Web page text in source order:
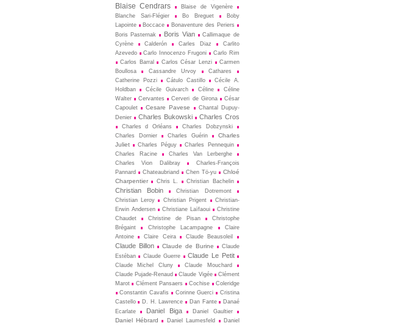
Blaise Cendrars
Blaise de Vigenère
Blanche Sari-Flégier
Bo Breguet
Boby
Lapointe
Boccace
Bonaventure des Periers
Boris Pasternak
Boris Vian
Callimaque de
Cyrène
Cal­derón Carles Diaz
Carlito
Azevedo
Carlo Innocenzo Frugoni
Carlo Rim
Carlos Barral
Carlos César Lenzi
Carmen
Boullosa
Cassandre Urvoy
Cathares
Catherine Pozzi
Cátulo Castillo
Cécile A.
Holdban
Cécile Guivarch Céline
Céline
Walter
Cervantes Cerveri de Girona
César
Capoulet
Cesare Pavese
Chantal Dupuy-
Denier
Charles Bukowski Charles Cros
Charles d Orléans
Charles Dobzynski
Charles Dornier
Charles Guérin
Charles
Juliet
Charles Péguy
Charles Pennequin
Charles Racine
Charles Van Lerberghe
Charles Vion Dalibray
Charles-François
Pannard
Chateaubriand Chen Tö-yu
Chloé
Charpentier
Chris L. Christian Bachelin
Christian Bobin
Christian Dotremont
Christian Leroy
Christian Prigent
Christian-
Erwin Andersen
Christiane Laïfaoui
Christine
Chaudet
Christine de Pisan
Christophe
Brégaint
Christophe Lacampagne
Claire
Antoine
Claire Ceira Claude Beausoleil
Claude Billon Claude de Burine
Claude
Estéban
Claude Guerre Claude Le Petit
Claude Michel Cluny
Claude Mouchard
Claude Pujade-Renaud
Claude Vigée
Clément
Marot
Clément Pansaers Cochise
Coleridge
Constantin Cavafis
Corinne Guerci
Cristina
Castello
D. H. Lawrence Dan Fante
Danaé
Ecarlate
Daniel Biga Daniel Gaultier
Daniel Hébrard Daniel Laumesfeld
Daniel